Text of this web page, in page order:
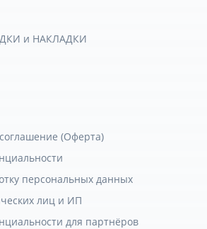
и НАКЛАДКИ
(Оферта)
персональных данных
лиц и ИП
для партнёров